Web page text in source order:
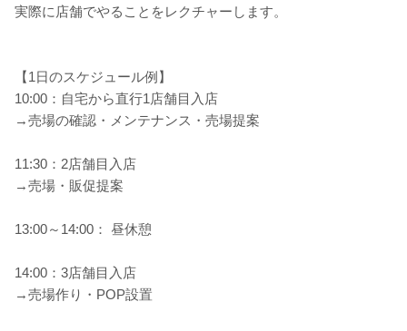
実際に店舗でやることをレクチャーします。
【1日のスケジュール例】
10:00：自宅から直行1店舗目入店
→売場の確認・メンテナンス・売場提案
11:30：2店舗目入店
→売場・販促提案
13:00～14:00： 昼休憩
14:00：3店舗目入店
→売場作り・POP設置